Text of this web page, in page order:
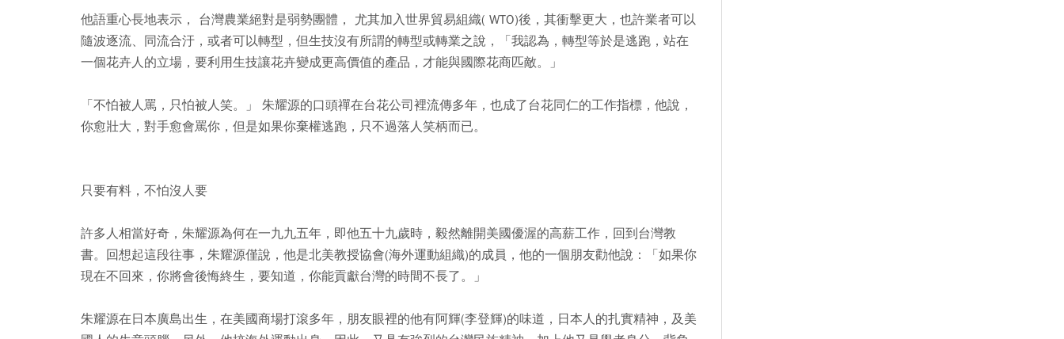
他語重心長地表示， 台灣農業絕對是弱勢團體， 尤其加入世界貿易組織( WTO)後，其衝擊更大，也許業者可以
隨波逐流、同流合汙，或者可以轉型，但生技沒有所謂的轉型或轉業之說，「我認為，轉型等於是逃跑，站在
一個花卉人的立場，要利用生技讓花卉變成更高價值的產品，才能與國際花商匹敵。」
「不怕被人罵，只怕被人笑。」 朱耀源的口頭禪在台花公司裡流傳多年，也成了台花同仁的工作指標，他說，
你愈壯大，對手愈會罵你，但是如果你棄權逃跑，只不過落人笑柄而已。
只要有料，不怕沒人要
許多人相當好奇，朱耀源為何在一九九五年，即他五十九歲時，毅然離開美國優渥的高薪工作，回到台灣教
書。回想起這段往事，朱耀源僅說，他是北美教授協會(海外運動組織)的成員，他的一個朋友勸他說：「如果你
現在不回來，你將會後悔終生，要知道，你能貢獻台灣的時間不長了。」
朱耀源在日本廣島出生，在美國商場打滾多年，朋友眼裡的他有阿輝(李登輝)的味道，日本人的扎實精神，及美